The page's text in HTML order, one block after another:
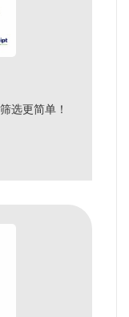
选更简单！